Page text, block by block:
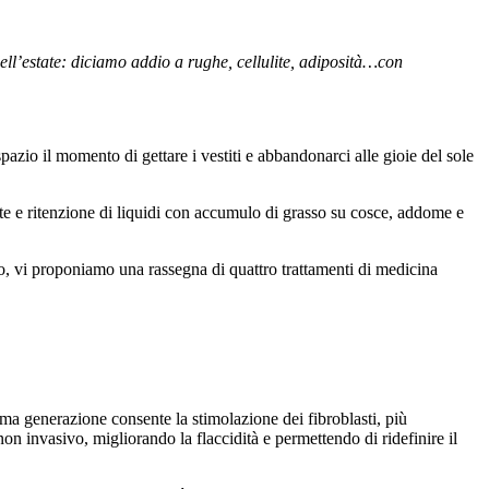
diciamo addio a rughe, cellulite, adiposità…con
il ​​momento di gettare i vestiti e abbandonarci alle gioie del sole
e ritenzione di liquidi con accumulo di grasso su cosce, addome e
vi proponiamo una rassegna di quattro trattamenti di medicina
generazione consente la stimolazione dei fibroblasti, più
invasivo, migliorando la flaccidità e permettendo di ridefinire il